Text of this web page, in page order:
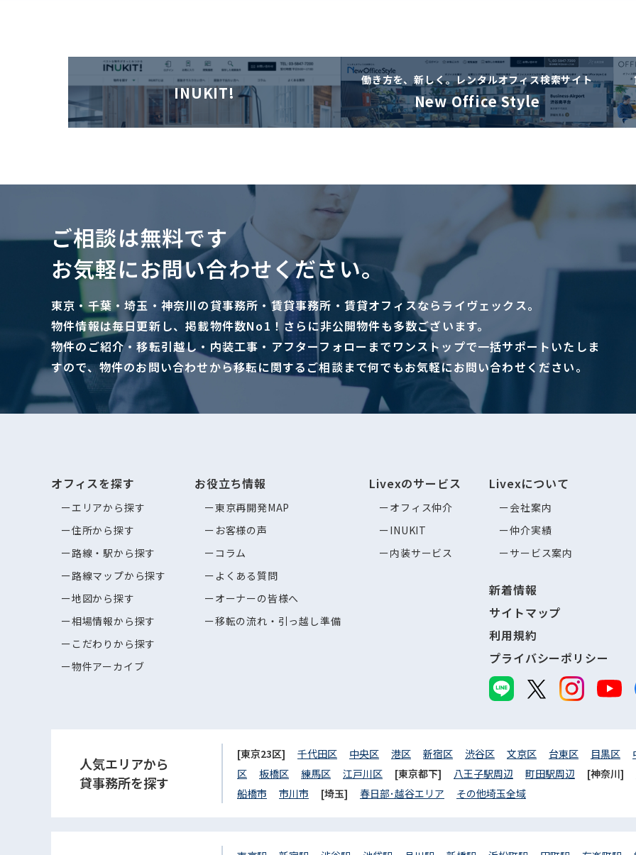
INUKIT!
働き方を、新しく。レンタルオフィス検索サイト
New Office Style
ご相談は無料です
お気軽にお問い合わせください。
東京・千葉・埼玉・神奈川の貸事務所・賃貸事務所・賃貸オフィスならライヴェックス。
物件情報は毎日更新し、掲載物件数No1！さらに非公開物件も多数ございます。
物件のご紹介・移転引越し・内装工事・アフターフォローまでワンストップで一括サポートいたしま
すので、物件のお問い合わせから移転に関するご相談まで何でもお気軽にお問い合わせください。
オフィスを探す
エリアから探す
住所から探す
路線・駅から探す
路線マップから探す
地図から探す
相場情報から探す
こだわりから探す
物件アーカイブ
お役立ち情報
東京再開発MAP
お客様の声
コラム
よくある質問
オーナーの皆様へ
移転の流れ・引っ越し準備
Livexのサービス
オフィス仲介
INUKIT
内装サービス
Livexについて
会社案内
仲介実績
サービス案内
新着情報
サイトマップ
利用規約
プライバシーポリシー
人気エリアから
貸事務所を探す
[東京23区] 千代田区 中央区 港区 新宿区 渋谷区 文京区 台東区 目黒区
区
板橋区 練馬区 江戸川区 [東京都下] 八王子駅周辺 町田駅周辺 [神奈川]
船橋市
市川市 [埼玉] 春日部･越谷エリア その他埼玉全域